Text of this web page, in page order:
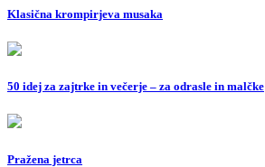
Klasična krompirjeva musaka
50 idej za zajtrke in večerje – za odrasle in malčke
Pražena jetrca